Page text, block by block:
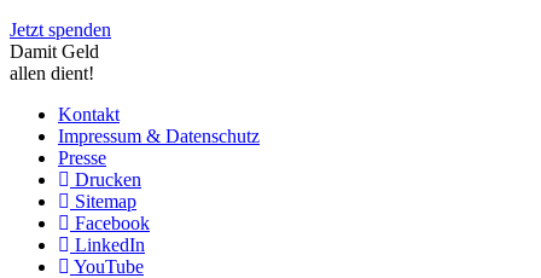
Jetzt spenden
Damit Geld
allen dient!
Kontakt
Impressum & Datenschutz
Presse
Drucken
Sitemap
Facebook
LinkedIn
YouTube